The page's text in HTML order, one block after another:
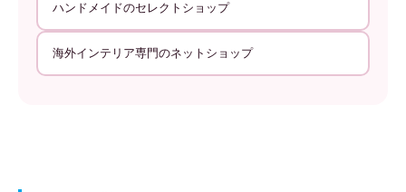
ハンドメイドのセレクトショップ
海外インテリア専門のネットショップ